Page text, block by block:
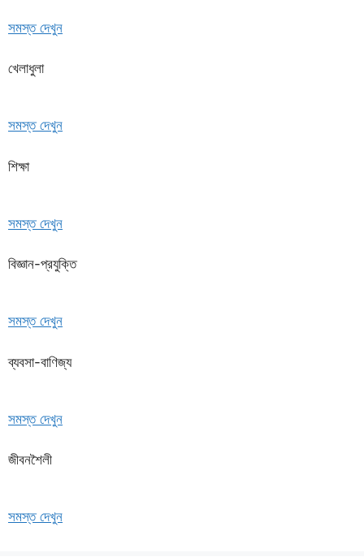
সমস্ত দেখুন
খেলাধুলা
সমস্ত দেখুন
শিক্ষা
সমস্ত দেখুন
বিজ্ঞান-প্রযুক্তি
সমস্ত দেখুন
ব্যবসা-বাণিজ্য
সমস্ত দেখুন
জীবনশৈলী
সমস্ত দেখুন